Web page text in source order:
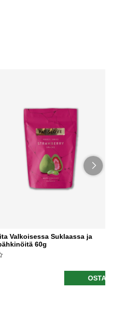
Valkoisessa Suklaassa ja
60g
OSTA